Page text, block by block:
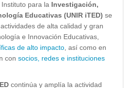
para la Investigación,
Educativas (UNIR iTED) se
de alta calidad y gran
e Innovación Educativas,
de alto impacto , así como en
con socios, redes e instituciones
continúa y amplía la actividad